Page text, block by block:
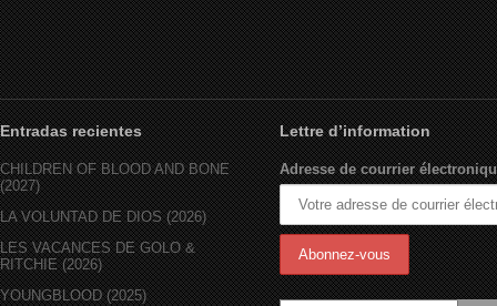
Entradas recientes
CHILDREN OF BLOOD AND BONE
(2027)
LA VOLUNTAD DE DIOS (2026)
LES VACANCES DE GOLO &
RITCHIE (2026)
YOUNGBLOOD (2025)
Lettre d’information
Adresse de courrier